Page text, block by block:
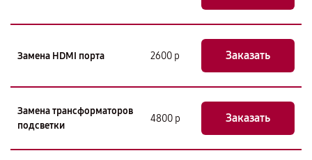
Замена HDMI порта 2600 р Заказать
Замена трансформаторов
подсветки
4800 р Заказать